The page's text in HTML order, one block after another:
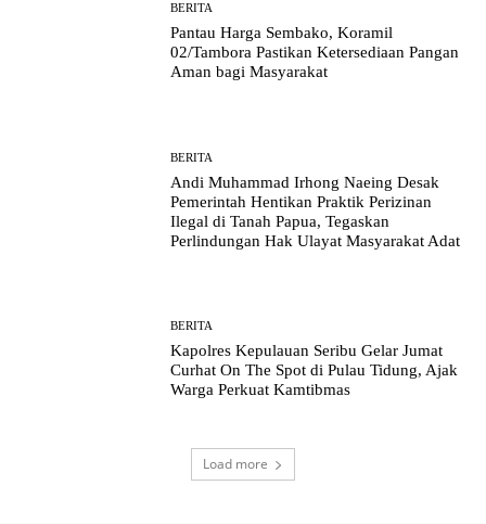
BERITA
Pantau Harga Sembako, Koramil
02/Tambora Pastikan Ketersediaan Pangan
Aman bagi Masyarakat
BERITA
Andi Muhammad Irhong Naeing Desak
Pemerintah Hentikan Praktik Perizinan
Ilegal di Tanah Papua, Tegaskan
Perlindungan Hak Ulayat Masyarakat Adat
BERITA
Kapolres Kepulauan Seribu Gelar Jumat
Curhat On The Spot di Pulau Tidung, Ajak
Warga Perkuat Kamtibmas
Load more